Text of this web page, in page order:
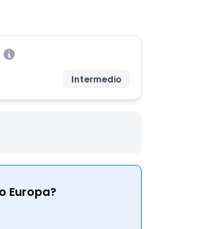
Intermedio
Europa?